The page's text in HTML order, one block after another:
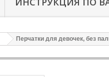
Перчатки для девочек, без